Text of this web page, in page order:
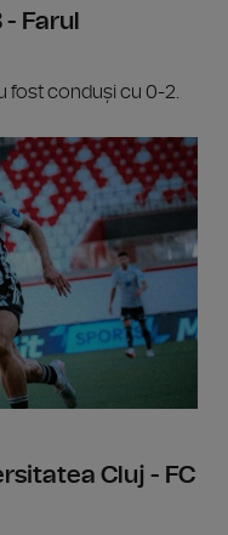
Farul
fost conduși cu 0-2.
Cluj - FC